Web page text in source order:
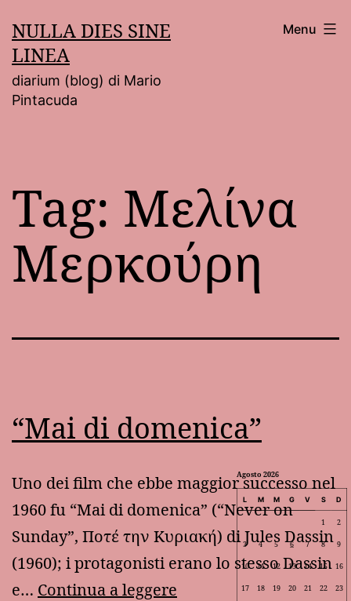
al
contenuto
NULLA DIES SINE
LINEA
diarium (blog) di Mario
Pintacuda
Menu
Tag: Μελίνα
Μερκούρη
“Mai di domenica”
Uno dei film che ebbe maggior successo nel
1960 fu “Mai di domenica” (“Never on
Sunday”, Ποτέ την Κυριακή) di Jules Dassin
(1960); i protagonisti erano lo stesso Dassin
e… Continua a leggere
Agosto 2026
L M M G V S D
1 2
3 4 5 6 7 8 9
10 11 12 13 14 15 16
17 18 19 20 21 22 23